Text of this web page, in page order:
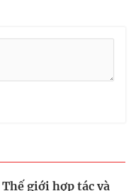
giới hợp tác và